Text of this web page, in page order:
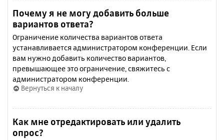
Почему я не могу добавить больше
вариантов ответа?
Ограничение количества вариантов ответа
устанавливается администратором конференции. Если
вам нужно добавить количество вариантов,
превышающее это ограничение, свяжитесь с
администратором конференции.
Вернуться к началу
Как мне отредактировать или удалить
опрос?